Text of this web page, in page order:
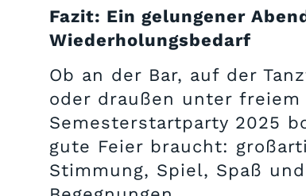
Fazit: Ein gelungener
Wiederholungsbedarf
Ob an der Bar, auf der
oder draußen unter
Semesterstartparty 2025
gute Feier braucht:
Stimmung, Spiel, Spaß